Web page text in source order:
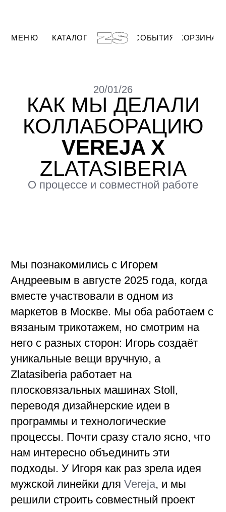
КОЛЛАБОРАЦИЮ
VEREJA X
ZLATASIBERIA
О процессе и совместной работе
Мы познакомились с Игорем
Zlatasiberia работает на
плосковязальных машинах Stoll,
программы и технологические
процессы. Почти сразу стало ясно, что
нам интересно объединить эти
подходы. У Игоря как раз зрела идея
мужской линейки дляVereja, и мы
решили строить совместный проект
вокруг этого направления.
Вторая встреча состоялась в сентябре
на выставке Moscow Filati Week,
которую организовывали наши
партнёры — компания Espero. К этому
времени я подготовила первые
наработки в материале: текстильные
образцы, варианты переплетений и
экспериментальные сочетания пряж.
Именно тогда мы вернулись к образу
«дедушкиного свитера» — той самой
тёплой, ностальгической вещи, о